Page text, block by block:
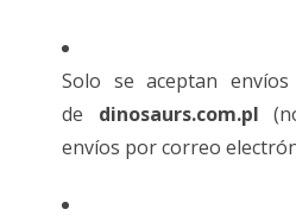
Solo se aceptan
de dinosaurs.com.pl
envíos por correo